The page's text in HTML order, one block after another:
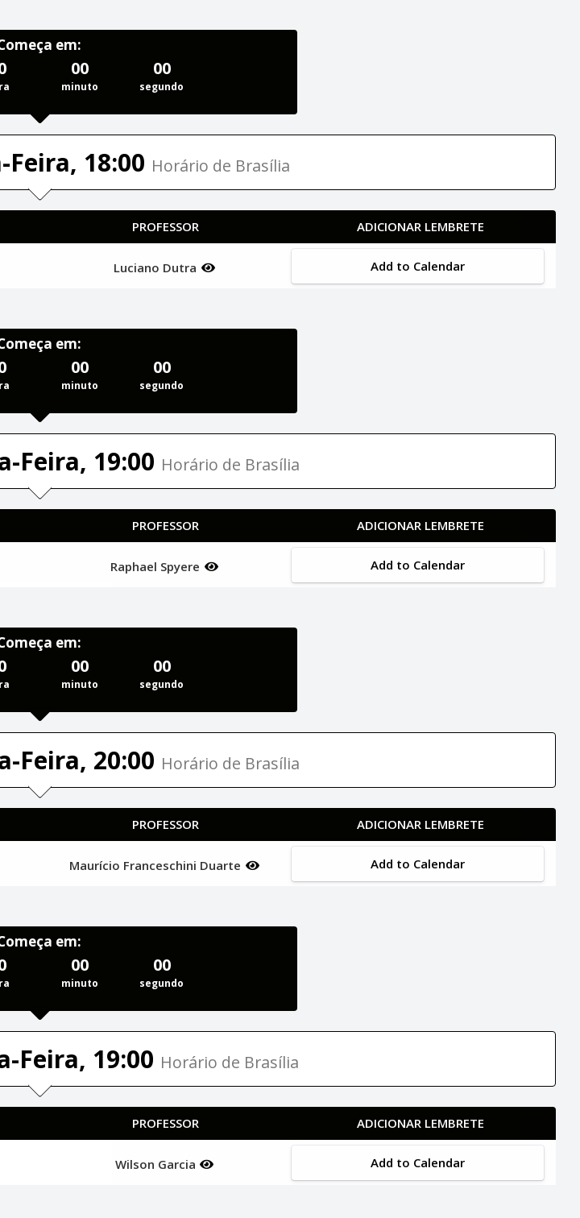
em:
00
minuto
00
segundo
Feira, 18:00 Horário de Brasília
PROFESSOR ADICIONAR LEMBRETE
Luciano Dutra Add to Calendar
em:
00
minuto
00
segundo
Feira, 19:00 Horário de Brasília
PROFESSOR ADICIONAR LEMBRETE
Raphael Spyere Add to Calendar
em:
00
minuto
00
segundo
Feira, 20:00 Horário de Brasília
PROFESSOR ADICIONAR LEMBRETE
Maurício Franceschini Duarte Add to Calendar
em:
00
minuto
00
segundo
Feira, 19:00 Horário de Brasília
PROFESSOR ADICIONAR LEMBRETE
Wilson Garcia Add to Calendar